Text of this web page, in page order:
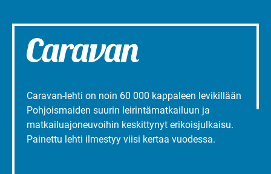
Caravan-lehti on noin 60 000 kappaleen levikillään
Pohjoismaiden suurin leirintämatkailuun ja
matkailuajoneuvoihin keskittynyt erikoisjulkaisu.
Painettu lehti ilmestyy viisi kertaa vuodessa.